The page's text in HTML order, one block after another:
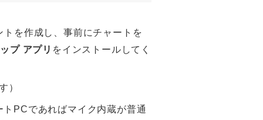
を作成し、事前にチャートを
プ アプリ をインストールしてく
）
PCであればマイク内蔵が普通